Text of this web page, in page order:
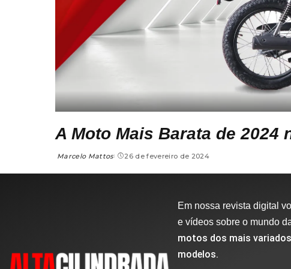
A Moto Mais Barata de 2024
Marcelo Mattos 26 de fevereiro de 2024
Em nossa revista digital
e vídeos sobre o mundo
motos dos mais
modelos.